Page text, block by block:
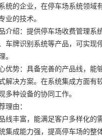
统的企业，在停车场系统领域
业的技术。
介绍：提供停车场收费管理系
车牌识别系统等产品，可实现
。
优势：具备完善的产品线，能
解决方案。在系统集成方面有
多种设备的协同工作。
理由：
线丰富，能满足客户多样化的需
集成能力强，提高停车场的整